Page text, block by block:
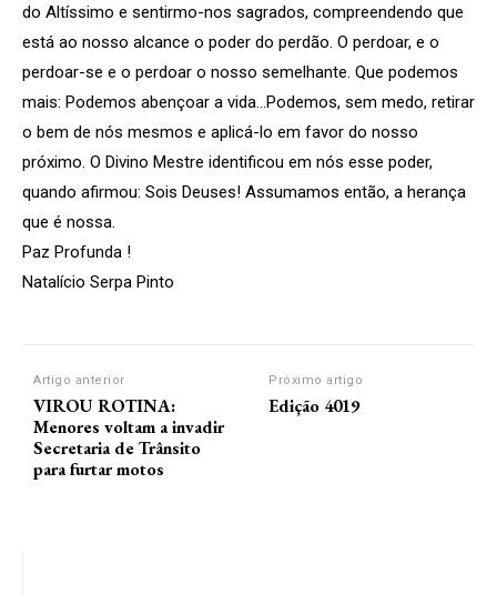
do Altíssimo e sentirmo-nos sagrados, compreendendo que
está ao nosso alcance o poder do perdão. O perdoar, e o
perdoar-se e o perdoar o nosso semelhante. Que podemos
mais: Podemos abençoar a vida…Podemos, sem medo, retirar
o bem de nós mesmos e aplicá-lo em favor do nosso
próximo. O Divino Mestre identificou em nós esse poder,
quando afirmou: Sois Deuses! Assumamos então, a herança
que é nossa.
Paz Profunda !
Natalício Serpa Pinto
Artigo anterior
VIROU ROTINA:
Menores voltam a invadir
Secretaria de Trânsito
para furtar motos
Próximo artigo
Edição 4019